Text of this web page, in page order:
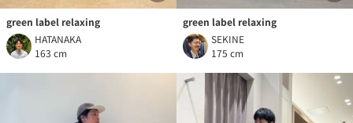
green label relaxing
HATANAKA
163 cm
green label relaxing
SEKINE
175 cm